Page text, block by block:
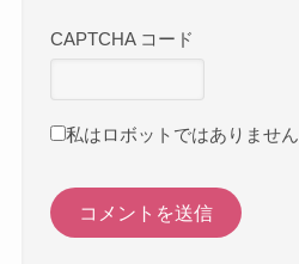
CAPTCHA コード
私はロボットではありません